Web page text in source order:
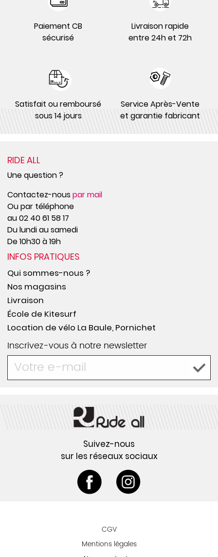
Paiement CB
sécurisé
Livraison rapide
entre 24h et 72h
Satisfait ou remboursé
sous 14 jours
Service Après-Vente
et garantie fabricant
RIDE ALL
Une question ?
Contactez-nouspar mail
Ou par téléphone
au 02 40 61 58 17
Du lundi au samedi
De 10h30 à 19h
INFOS PRATIQUES
Qui sommes-nous ?
Nos magasins
Livraison
École de Kitesurf
Location de vélo La Baule, Pornichet
Inscrivez-vous à notre newsletter
Suivez-nous
sur les réseaux sociaux
CGV
Mentions légales